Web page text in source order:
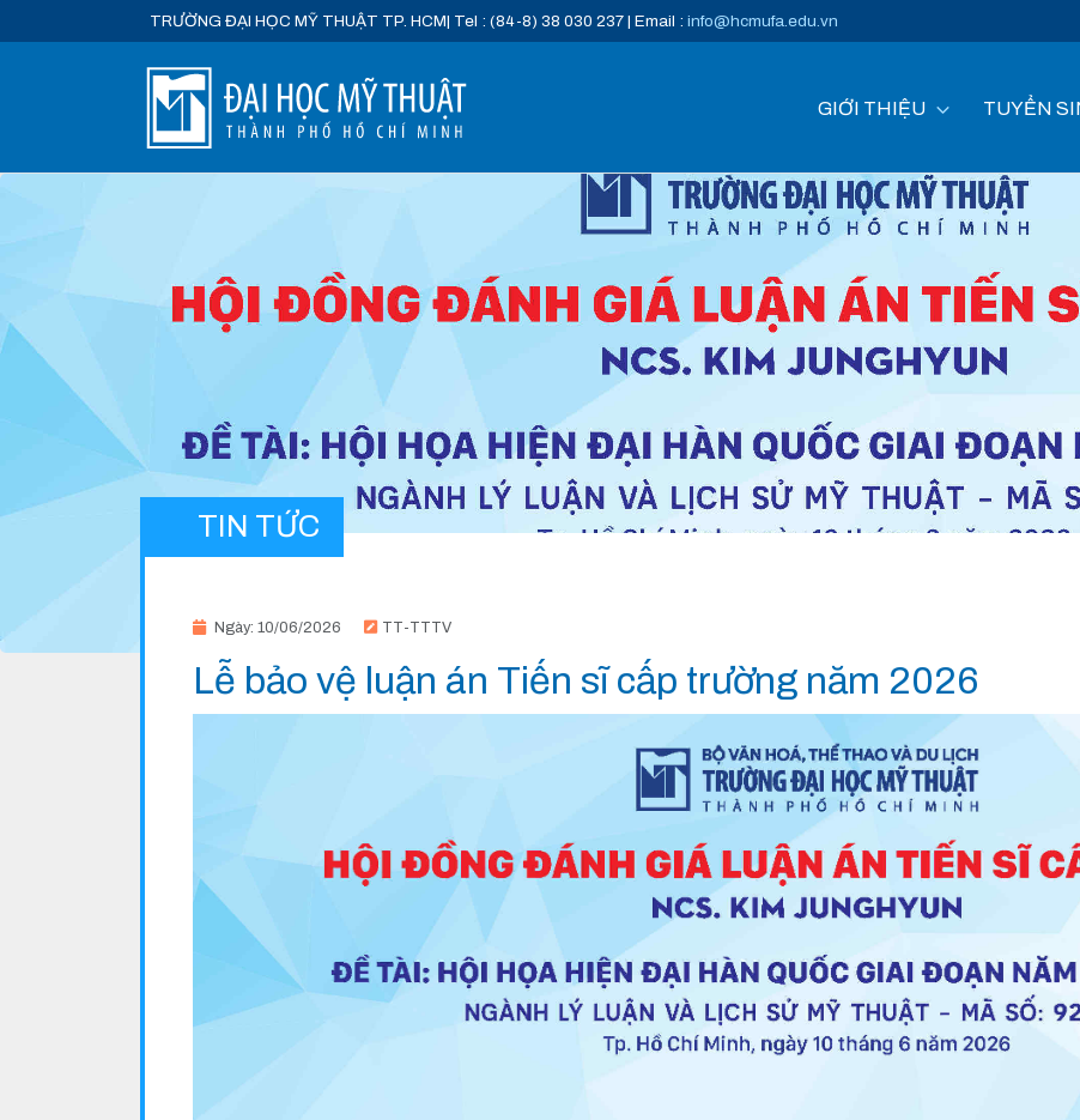
TRƯỜNG ĐẠI HỌC MỸ THUẬT TP. HCM| Tel : (84-8) 38 030 237 | Email : info@hcmufa.edu.vn
GIỚI THIỆU TUYỂN
TIN TỨC
Ngày: 10/06/2026 TT-TTTV
Lễ bảo vệ luận án Tiến sĩ cấp trường năm 2026